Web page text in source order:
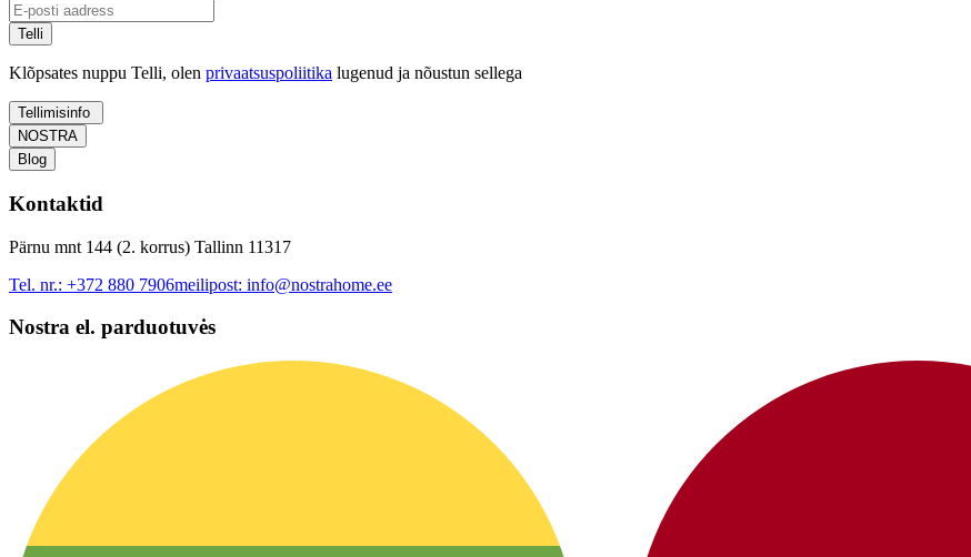
Telli
Klõpsates nuppu Telli, olen privaatsuspoliitika lugenud ja nõustun sellega
Tellimisinfo
NOSTRA
Blog
Kontaktid
Pärnu mnt 144 (2. korrus) Tallinn 11317
Tel. nr.: +372 880 7906meilipost: info@nostrahome.ee
Nostra el. parduotuvės